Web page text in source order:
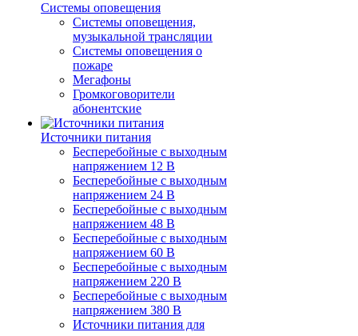
Системы оповещения
Системы оповещения,
музыкальной трансляции
Системы оповещения о
пожаре
Мегафоны
Громкоговорители
абонентские
Источники питания
Бесперебойные с выходным
напряжением 12 В
Бесперебойные с выходным
напряжением 24 В
Бесперебойные с выходным
напряжением 48 В
Бесперебойные с выходным
напряжением 60 В
Бесперебойные с выходным
напряжением 220 В
Бесперебойные с выходным
напряжением 380 В
Источники питания для